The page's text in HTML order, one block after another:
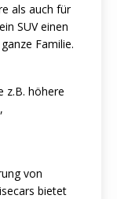
als auch für
SUV einen
Familie.
z.B. höhere
von
bietet